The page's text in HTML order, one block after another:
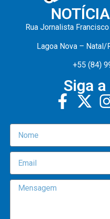
Rua Jornalista
Lagoa Nova – Natal/
+55 (84)
Siga